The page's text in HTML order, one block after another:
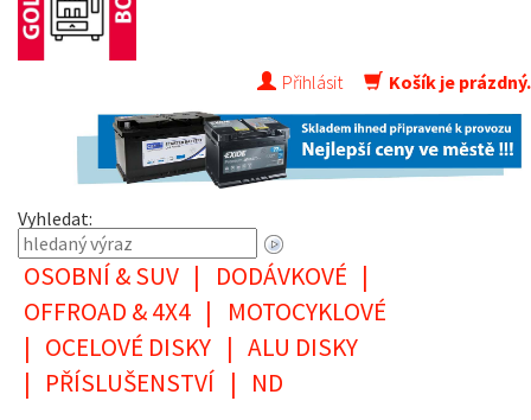
Přihlásit Košík je prázdný.
Vyhledat:
OSOBNÍ & SUV | DODÁVKOVÉ |
OFFROAD & 4X4 |
MOTOCYKLOVÉ
| OCELOVÉ DISKY | ALU DISKY
| PŘÍSLUŠENSTVÍ | ND